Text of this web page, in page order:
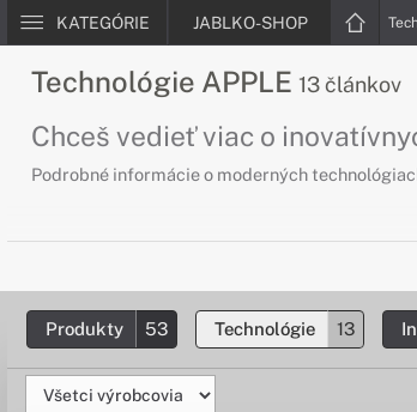
KATEGÓRIE JABLKO-SHOP
Technológie APPLE 13 článkov
Chceš vedieť viac o
Podrobné informácie o moderných
Produkty 53 Technológie 13